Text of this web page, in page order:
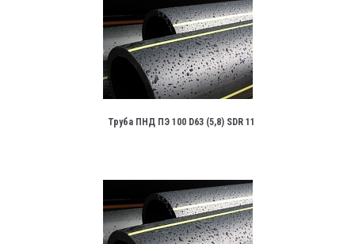
Труба ПНД ПЭ 100 D63 (5,8) SDR 11